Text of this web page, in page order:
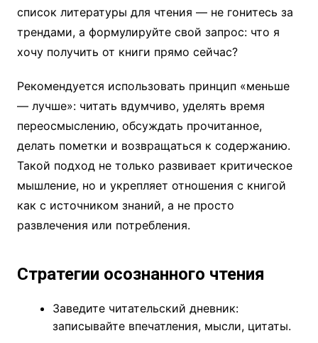
список литературы для чтения — не гонитесь за
трендами, а формулируйте свой запрос: что я
хочу получить от книги прямо сейчас?
Рекомендуется использовать принцип «меньше
— лучше»: читать вдумчиво, уделять время
переосмыслению, обсуждать прочитанное,
делать пометки и возвращаться к содержанию.
Такой подход не только развивает критическое
мышление, но и укрепляет отношения с книгой
как с источником знаний, а не просто
развлечения или потребления.
Стратегии осознанного чтения
Заведите читательский дневник:
записывайте впечатления, мысли, цитаты.